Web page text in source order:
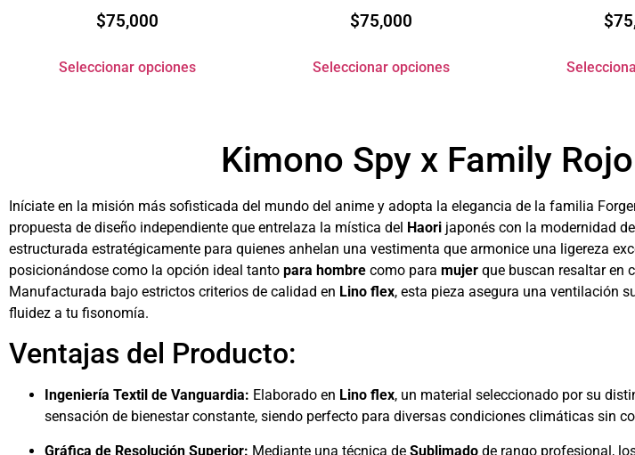
$75,000
Seleccionar opciones
$75,000
Seleccionar opciones
$
Kimono Spy x Family
Iníciate en la misión más sofisticada del mundo del anime y adopta la elegancia de la familia
propuesta de diseño independiente que entrelaza la mística del Haori japonés con la modernidad
estructurada estratégicamente para quienes anhelan una vestimenta que armonice una ligereza
posicionándose como la opción ideal tanto para hombre como para mujer que buscan resaltar en
Manufacturada bajo estrictos criterios de calidad en Lino flex, esta pieza asegura una ventilación
fluidez a tu fisonomía.
Ventajas del Producto:
Ingeniería Textil de Vanguardia: Elaborado en Lino flex, un material seleccionado por su
sensación de bienestar constante, siendo perfecto para diversas condiciones climáticas sin
Gráfica de Resolución Superior: Mediante una técnica de Sublimado de rango profesional,